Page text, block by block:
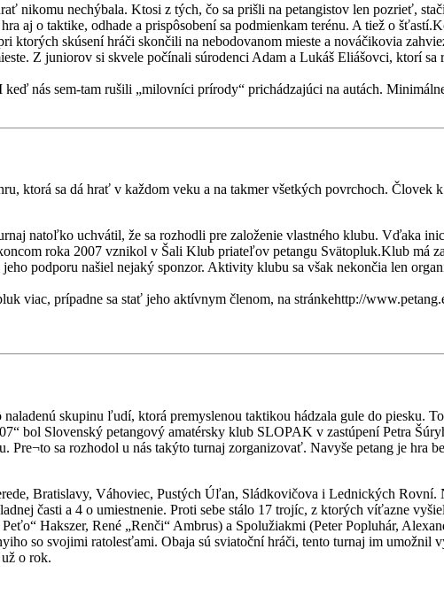
nikomu nechýbala. Ktosi z tých, čo sa prišli na petangistov len pozrieť,
aj o taktike, odhade a prispôsobení sa podmienkam terénu. A tiež o
ktorých skúsení hráči skončili na nebodovanom mieste a nováčikovia
Z juniorov si skvele počínali súrodenci Adam a Lukáš Eliášovci, ktorí
nás sem-tam rušili „milovníci prírody“ prichádzajúci na autách.
ktorá sa dá hrať v každom veku a na takmer všetkých povrchoch. Človek
natoľko uchvátil, že sa rozhodli pre založenie vlastného klubu. Vďaka
roka 2007 vznikol v Šali Klub priateľov petangu Svätopluk.Klub má
podporu našiel nejaký sponzor. Aktivity klubu sa však nekončia len
viac, prípadne sa stať jeho aktívnym členom, na stránkehttp://
skupinu ľudí, ktorá premyslenou taktikou hádzala gule do piesku.
bol Slovenský petangový amatérsky klub SLOPAK v zastúpení Petra
sa rozhodol u nás takýto turnaj zorganizovať. Navyše petang je hra
Bratislavy, Váhoviec, Pustých Úľan, Sládkovičova i Lednických
časti a 4 o umiestnenie. Proti sebe stálo 17 trojíc, z ktorých víťazne
Hakszer, René „Renči“ Ambrus) a Spolužiakmi (Peter Popluhár,
so svojimi ratolesťami. Obaja sú sviatoční hráči, tento turnaj im umožnil
o rok.